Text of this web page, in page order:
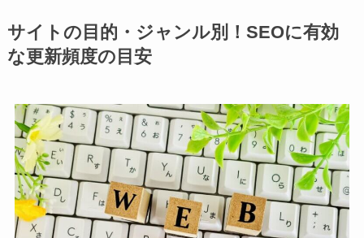
サイトの目的・ジャンル別！SEOに有効
な更新頻度の目安